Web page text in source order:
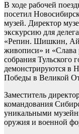
В ходе рабочей
посетил
музей. Директор
экскурсию для
«Репин. Шишкин,
живописи» и «Слава
собрания Тульского
демонстрируются в
Победы в Великой
Заместитель
командования
уникальными
оружия и военной